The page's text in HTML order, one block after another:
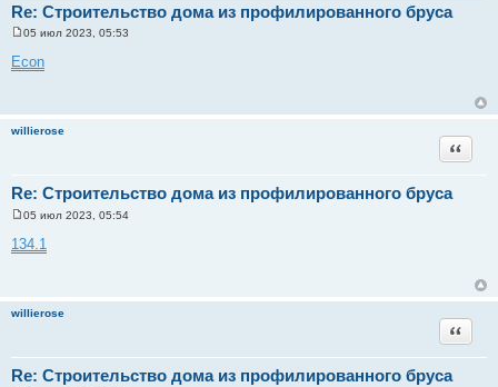
Re: Строительство дома из профилированного бруса
о
и
05 июл 2023, 05:53
Econ
willierose
Re: Строительство дома из профилированного бруса
Цитата
о
о
н
и
05 июл 2023, 05:54
134.1
willierose
Re: Строительство дома из профилированного бруса
Цитата